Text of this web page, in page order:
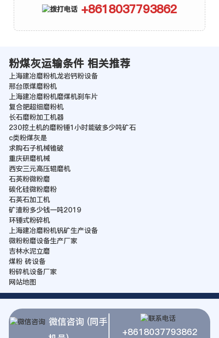
+8618037793862
粉煤灰运输条件 相关推荐
上海建冶磨粉机龙岩钙粉设备
邢台原煤磨粉机
上海建冶磨粉机磨煤机刹车片
复合肥超细磨粉机
长石磨粉加工机器
230挖土机的磨粉锤1小时能破多少吨矿石
c类粉煤灰是
求购石子机械锥破
重庆研磨机械
西安三元高压辊磨机
石英粉微粉磨
碳化硅微粉磨粉
石英石加工机
矿渣粉多少钱一吨2019
环锤式粉碎机
上海建冶磨粉机钒矿生产设备
微粉粉磨设备生产厂家
吉林水泥立磨
煤粉 砖设备
粉碎机设备厂家
网站地图
微信咨询 (同手
+8618037793862